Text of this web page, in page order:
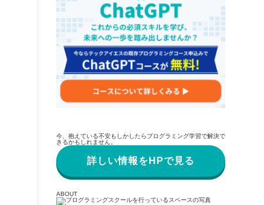
今、抱えている不安もしかしたらプログラミング学習で解決で
きるかもしれません。
詳しい情報をHPで見る
ABOUT